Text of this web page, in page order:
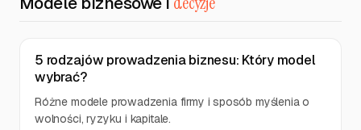
5 rodzajów prowadzenia biznesu: Który model
wybrać?
Różne modele prowadzenia firmy i sposób myślenia o
wolności, ryzyku i kapitale.